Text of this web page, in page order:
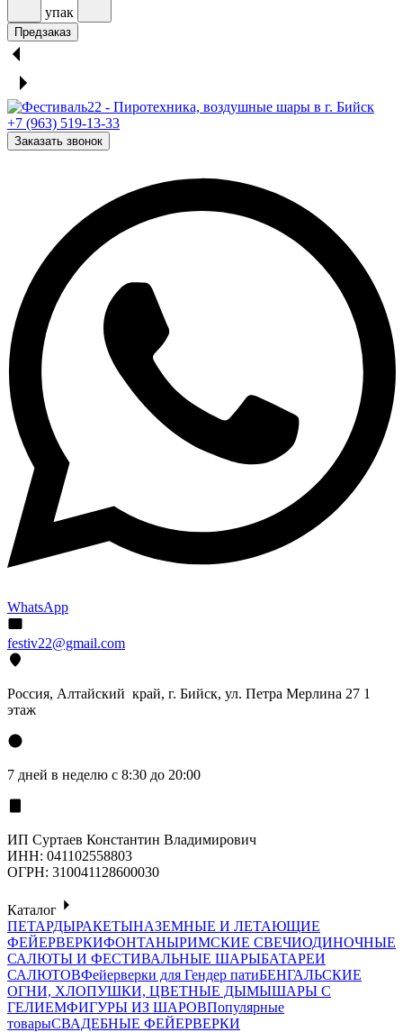
упак
Предзаказ
+7 (963) 519-13-33
Заказать звонок
WhatsApp
festiv22@gmail.com
Россия, Алтайский край, г. Бийск, ул. Петра Мерлина 27 1
этаж
7 дней в неделю с 8:30 до 20:00
ИП Суртаев Константин Владимирович
ИНН: 041102558803
ОГРН: 310041128600030
Каталог
ПЕТАРДЫРАКЕТЫНАЗЕМНЫЕ И ЛЕТАЮЩИЕ
ФЕЙЕРВЕРКИФОНТАНЫРИМСКИЕ СВЕЧИОДИНОЧНЫЕ
САЛЮТЫ И ФЕСТИВАЛЬНЫЕ ШАРЫБАТАРЕИ
САЛЮТОВФейерверки для Гендер патиБЕНГАЛЬСКИЕ
ОГНИ, ХЛОПУШКИ, ЦВЕТНЫЕ ДЫМЫШАРЫ С
ГЕЛИЕМФИГУРЫ ИЗ ШАРОВПопулярные
товарыСВАДЕБНЫЕ ФЕЙЕРВЕРКИ